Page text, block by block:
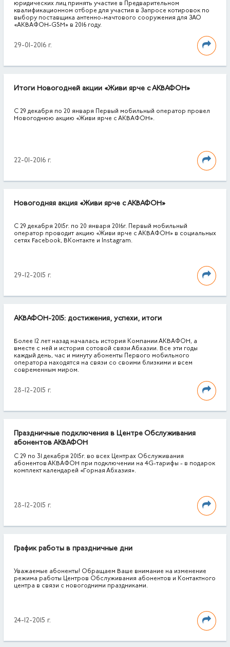
юридических лиц принять участие в Предварительном
квалификационном отборе для участия в Запросе котировок по
выбору поставщика антенно-мачтового сооружения для ЗАО
«АКВАФОН-GSM» в 2016 году.
29-01-2016 г.
Итоги Новогодней акции «Живи ярче с АКВАФОН»
С 29 декабря по 20 января Первый мобильный оператор провел
Новогоднюю акцию «Живи ярче с АКВАФОН».
22-01-2016 г.
Новогодняя акция «Живи ярче с АКВАФОН»
С 29 декабря 2015г. по 20 января 2016г. Первый мобильный
оператор проводит акцию «Живи ярче с АКВАФОН» в социальных
сетях Facebook, ВКонтакте и Instagram.
29-12-2015 г.
АКВАФОН-2015: достижения, успехи, итоги
Более 12 лет назад началась история Компании АКВАФОН, а
вместе с ней и история сотовой связи Абхазии. Все эти годы
каждый день, час и минуту абоненты Первого мобильного
оператора находятся на связи со своими близкими и всем
современным миром.
28-12-2015 г.
Праздничные подключения в Центре Обслуживания
абонентов АКВАФОН
С 29 по 31 декабря 2015г. во всех Центрах Обслуживания
абонентов АКВАФОН при подключении на 4G-тарифы - в подарок
комплект календарей «Горная Абхазия».
28-12-2015 г.
График работы в праздничные дни
Уважаемые абоненты! Обращаем Ваше внимание на изменение
режима работы Центров Обслуживания абонентов и Контактного
центра в связи с новогодними праздниками.
24-12-2015 г.